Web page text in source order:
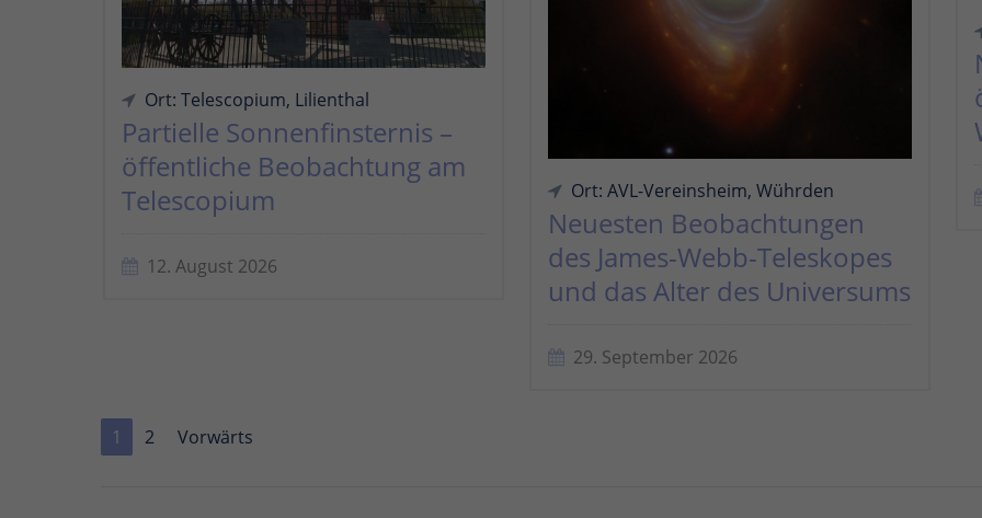
Ort: Telescopium, Lilienthal
Partielle Sonnenfinsternis –
öffentliche Beobachtung am
Telescopium
12. August 2026
Ort: AVL-Vereinsheim, Wührden
Neuesten Beobachtungen
des James-Webb-Teleskopes
und das Alter des Universums
29. September 2026
1 2 Vorwärts